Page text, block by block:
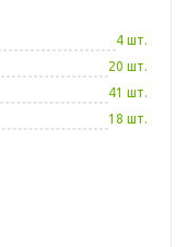
4 шт.
20 шт.
41 шт.
18 шт.